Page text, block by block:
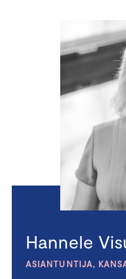
Hannele
ASIANTUNTIJA,